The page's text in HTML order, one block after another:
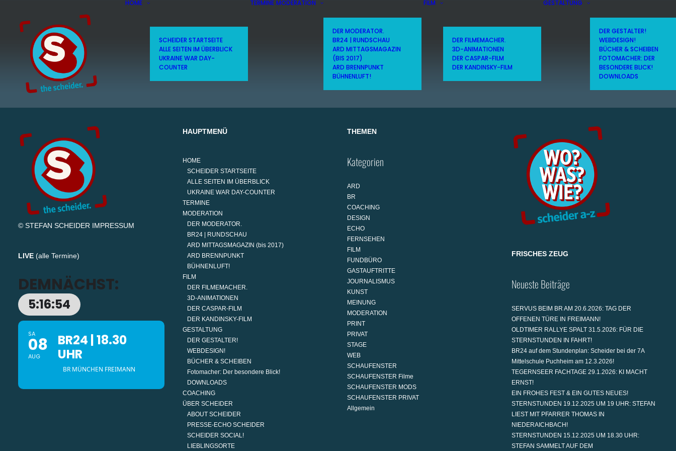
HOME
SCHEIDER STARTSEITE
ALLE SEITEN IM ÜBERBLICK
UKRAINE WAR DAY-
COUNTER
TERMINE MODERATION
DER MODERATOR.
BR24 | RUNDSCHAU
ARD MITTAGSMAGAZIN
(BIS 2017)
ARD BRENNPUNKT
BÜHNENLUFT!
FILM
DER FILMEMACHER.
3D-ANIMATIONEN
DER CASPAR-FILM
DER KANDINSKY-FILM
GESTALTUNG
DER GESTALTER!
WEBDESIGN!
BÜCHER & SCHEIBEN
FOTOMACHER: DER
BESONDERE BLICK!
DOWNLOADS
© STEFAN SCHEIDER IMPRESSUM
LIVE (alle Termine)
DEMNÄCHST:
5:16:54
SA
08
AUG
BR24 | 18.30
UHR
BR MÜNCHEN FREIMANN
HAUPTMENÜ
HOME
SCHEIDER STARTSEITE
ALLE SEITEN IM ÜBERBLICK
UKRAINE WAR DAY-COUNTER
TERMINE
MODERATION
DER MODERATOR.
BR24 | RUNDSCHAU
ARD MITTAGSMAGAZIN (bis 2017)
ARD BRENNPUNKT
BÜHNENLUFT!
FILM
DER FILMEMACHER.
3D-ANIMATIONEN
DER CASPAR-FILM
DER KANDINSKY-FILM
GESTALTUNG
DER GESTALTER!
WEBDESIGN!
BÜCHER & SCHEIBEN
Fotomacher: Der besondere Blick!
DOWNLOADS
COACHING
ÜBER SCHEIDER
ABOUT SCHEIDER
PRESSE-ECHO SCHEIDER
SCHEIDER SOCIAL!
LIEBLINGSORTE
THEMEN
Kategorien
ARD
BR
COACHING
DESIGN
ECHO
FERNSEHEN
FILM
FUNDBÜRO
GASTAUFTRITTE
JOURNALISMUS
KUNST
MEINUNG
MODERATION
PRINT
PRIVAT
STAGE
WEB
SCHAUFENSTER
SCHAUFENSTER Filme
SCHAUFENSTER MODS
SCHAUFENSTER PRIVAT
Allgemein
FRISCHES ZEUG
Neueste Beiträge
SERVUS BEIM BR AM 20.6.2026: TAG DER
OFFENEN TÜRE IN FREIMANN!
OLDTIMER RALLYE SPALT 31.5.2026: FÜR DIE
STERNSTUNDEN IN FAHRT!
BR24 auf dem Stundenplan: Scheider bei der 7A
Mittelschule Puchheim am 12.3.2026!
TEGERNSEER FACHTAGE 29.1.2026: KI MACHT
ERNST!
EIN FROHES FEST & EIN GUTES NEUES!
STERNSTUNDEN 19.12.2025 UM 19 UHR: STEFAN
LIEST MIT PFARRER THOMAS IN
NIEDERAICHBACH!
STERNSTUNDEN 15.12.2025 UM 18.30 UHR:
STEFAN SAMMELT AUF DEM